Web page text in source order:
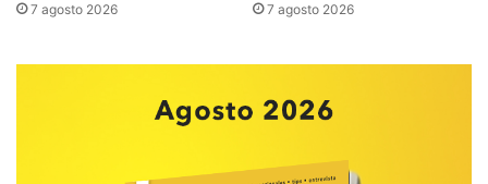
7 agosto 2026 7 agosto 2026